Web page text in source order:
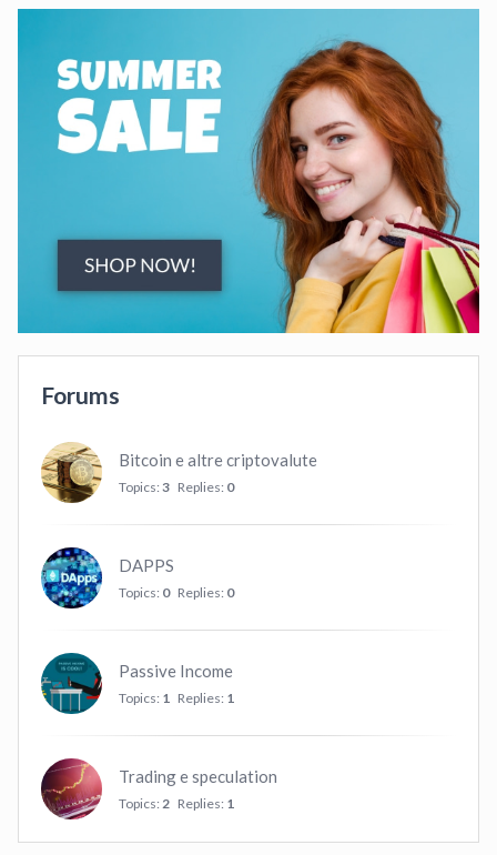
Forums
Bitcoin e altre criptovalute
Topics: 3 Replies: 0
DAPPS
Topics: 0 Replies: 0
Passive Income
Topics: 1 Replies: 1
Trading e speculation
Topics: 2 Replies: 1